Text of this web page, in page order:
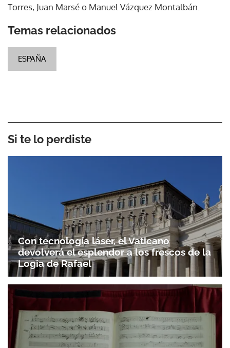
Torres, Juan Marsé o Manuel Vázquez Montalbán.
Temas relacionados
ESPAÑA
Si te lo perdiste
Con tecnología láser, el Vaticano
devolverá el esplendor a los frescos de la
Logia de Rafael